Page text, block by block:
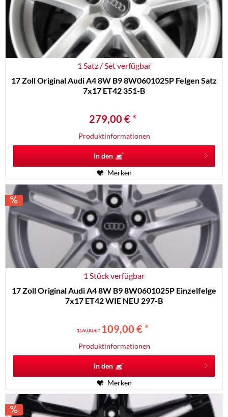
1 Satz / Set verfügbar
17 Zoll Original Audi A4 8W B9 8W0601025P Felgen Satz
7x17 ET42 351-B
279,00 € *
Produktinformationen
In den
Merken
1 Stück verfügbar
17 Zoll Original Audi A4 8W B9 8W0601025P Einzelfelge
7x17 ET42 WIE NEU 297-B
159,00 € * 109,00 € *
Produktinformationen
In den
Merken